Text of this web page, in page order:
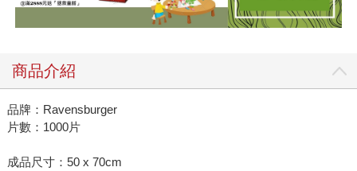
商品介紹
品牌：Ravensburger
片數：1000片
成品尺寸：50 x 70cm